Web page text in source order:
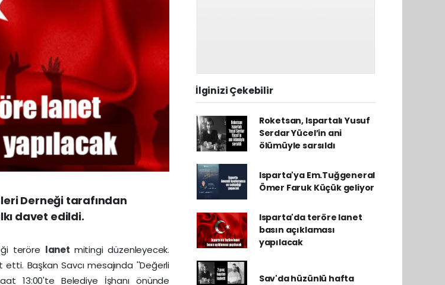
Derneği tarafından
davet edildi.
teröre lanet mitingi düzenleyecek.
etti. Başkan Savcı mesajında ''Değerli
13:00'te Belediye İşhanı önünde
İlginizi Çekebilir
Roketsan, Ispartalı Yusuf
Serdar Yücel’in ani
ölümüyle sarsıldı
Isparta'ya Em.Tuğgeneral
Ömer Faruk Küçük geliyor
Isparta'da teröre lanet
basın açıklaması
yapılacak
Sav'da hüzünlü hafta